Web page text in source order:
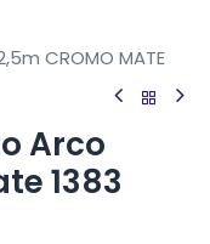
CROMO MATE
Arco
1383